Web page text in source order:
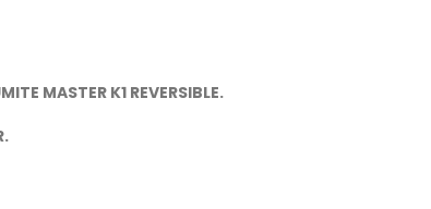
MASTER K1 REVERSIBLE.